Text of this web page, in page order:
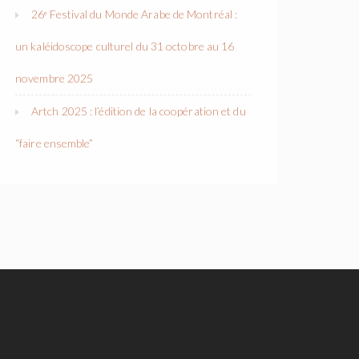
26ᵉ Festival du Monde Arabe de Montréal :
un kaléidoscope culturel du 31 octobre au 16
novembre 2025
Artch 2025 : l’édition de la coopération et du
“faire ensemble”